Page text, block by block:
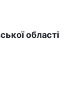
області